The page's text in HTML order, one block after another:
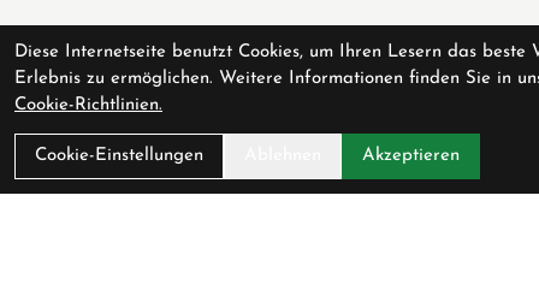
Ladengeschäft
Anfahrt
AGB
Datenschutz
Impressum
Diese Internetseite benutzt Cookies, um Ihren Lesern das beste
Erlebnis zu ermöglichen. Weitere Informationen finden Sie in
Cookie-Richtlinien.
Cookie-Einstellungen Akzeptieren